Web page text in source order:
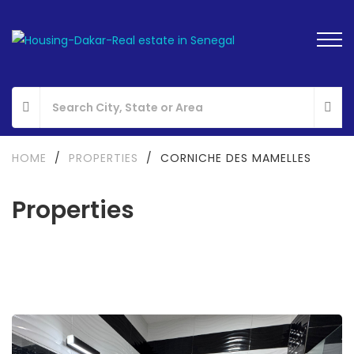
Properties
HOME / PROPERTIES / CORNICHE DES MAMELLES